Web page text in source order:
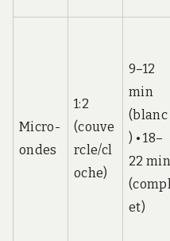
Micro-
ondes
1:2
(couve
rcle/cl
oche)
9–12
min
(blanc
) • 18–
22 min
(compl
et)